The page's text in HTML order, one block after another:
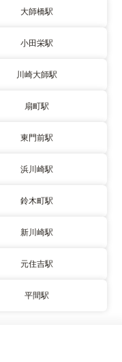
大師橋駅
小田栄駅
川崎大師駅
扇町駅
東門前駅
浜川崎駅
鈴木町駅
新川崎駅
元住吉駅
平間駅